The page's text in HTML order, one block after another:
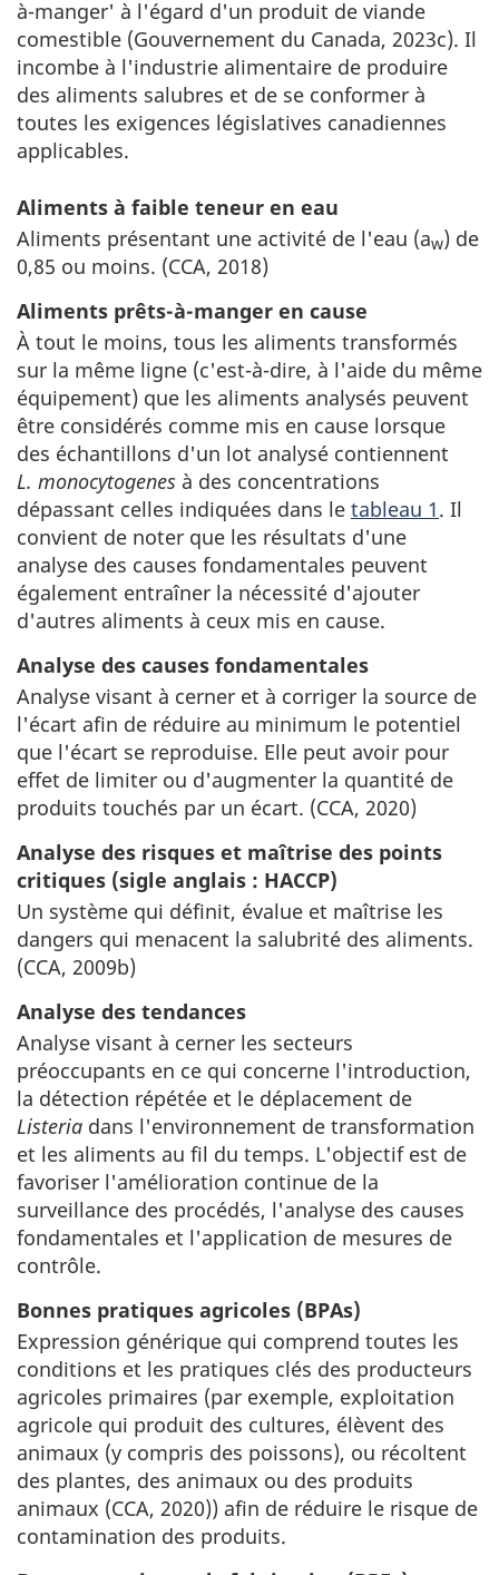
à-manger' à l'égard d'un produit de viande
comestible (Gouvernement du Canada, 2023c). Il
incombe à l'industrie alimentaire de produire
des aliments salubres et de se conformer à
toutes les exigences législatives canadiennes
applicables.
Aliments à faible teneur en eau
Aliments présentant une activité de l'eau (aw) de
0,85 ou moins. (CCA, 2018)
Aliments prêts-à-manger en cause
À tout le moins, tous les aliments transformés
sur la même ligne (c'est-à-dire, à l'aide du même
équipement) que les aliments analysés peuvent
être considérés comme mis en cause lorsque
des échantillons d'un lot analysé contiennent
L. monocytogenes à des concentrations
dépassant celles indiquées dans le tableau 1. Il
convient de noter que les résultats d'une
analyse des causes fondamentales peuvent
également entraîner la nécessité d'ajouter
d'autres aliments à ceux mis en cause.
Analyse des causes fondamentales
Analyse visant à cerner et à corriger la source de
l'écart afin de réduire au minimum le potentiel
que l'écart se reproduise. Elle peut avoir pour
effet de limiter ou d'augmenter la quantité de
produits touchés par un écart. (CCA, 2020)
Analyse des risques et maîtrise des points
critiques (sigle anglais : HACCP)
Un système qui définit, évalue et maîtrise les
dangers qui menacent la salubrité des aliments.
(CCA, 2009b)
Analyse des tendances
Analyse visant à cerner les secteurs
préoccupants en ce qui concerne l'introduction,
la détection répétée et le déplacement de
Listeria dans l'environnement de transformation
et les aliments au fil du temps. L'objectif est de
favoriser l'amélioration continue de la
surveillance des procédés, l'analyse des causes
fondamentales et l'application de mesures de
contrôle.
Bonnes pratiques agricoles (BPAs)
Expression générique qui comprend toutes les
conditions et les pratiques clés des producteurs
agricoles primaires (par exemple, exploitation
agricole qui produit des cultures, élèvent des
animaux (y compris des poissons), ou récoltent
des plantes, des animaux ou des produits
animaux (CCA, 2020)) afin de réduire le risque de
contamination des produits.